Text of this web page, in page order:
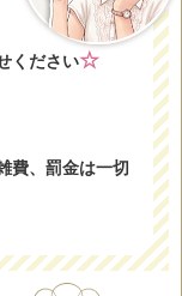
ください☆
費、罰金は一切